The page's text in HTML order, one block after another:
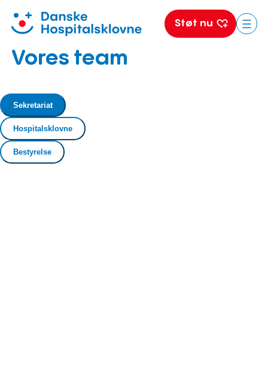
Spring
Støt nu
Vores team
Sekretariat
Hospitalsklovne
Bestyrelse